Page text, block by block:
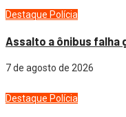
Destaque Polícia
Assalto a ônibus falha
7 de agosto de 2026
Destaque Polícia